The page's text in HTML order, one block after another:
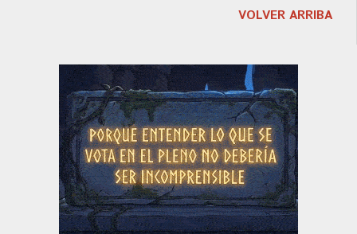
VOLVER ARRIBA